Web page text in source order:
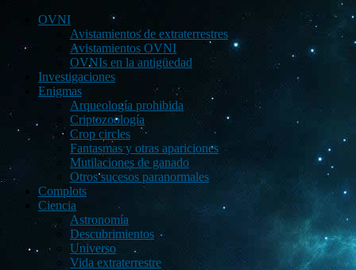
OVNI
Avistamientos de extraterrestres
Avistamientos OVNI
OVNIs en la antigüedad
Investigaciones
Enigmas
Arqueología prohibida
Criptozoología
Crop circles
Fantasmas y otras apariciones
Mutilaciones de ganado
Otros sucesos paranormales
Complots
Ciencia
Astronomía
Descubrimientos
Universo
Vida extraterrestre